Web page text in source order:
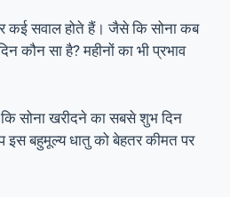
कई सवाल होते हैं। जैसे कि सोना कब
कौन सा है? महीनों का भी प्रभाव
कि सोना खरीदने का सबसे शुभ दिन
बहुमूल्य धातु को बेहतर कीमत पर